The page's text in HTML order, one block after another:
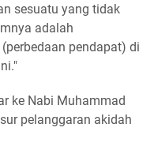
sesuatu yang tidak
adalah
pendapat) di
ke Nabi Muhammad
pelanggaran akidah